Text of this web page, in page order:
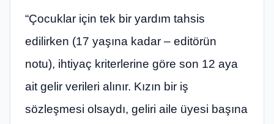
“Çocuklar için tek bir yardım tahsis
edilirken (17 yaşına kadar – editörün
notu), ihtiyaç kriterlerine göre son 12 aya
ait gelir verileri alınır. Kızın bir iş
sözleşmesi olsaydı, geliri aile üyesi başına